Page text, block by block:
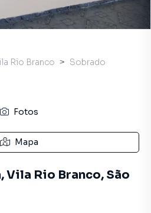
Rio Branco
Sobrado
Fotos
Mapa
Vila Rio Branco, São